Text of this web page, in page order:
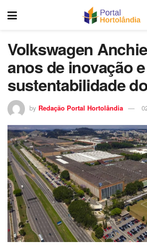
Volkswagen
anos de inovação e
sustentabilidade
by Redação Portal Hortolândia